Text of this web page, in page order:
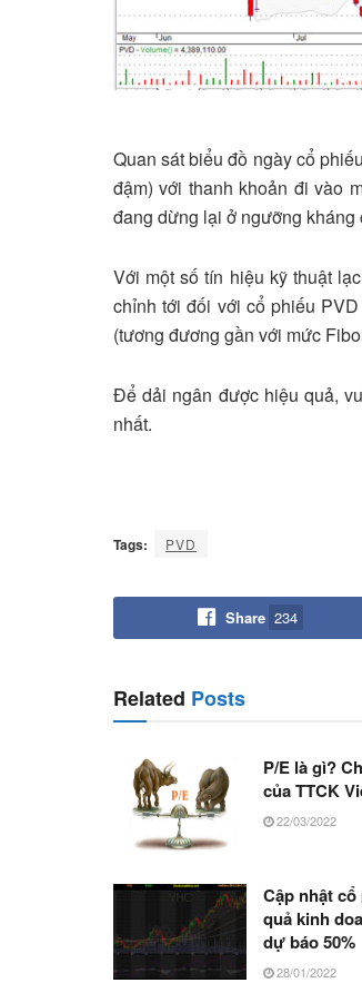
Quan sát biểu đồ ngày cổ
đậm) với thanh khoản đi vào
đang dừng lại ở ngưỡng
Với một số tín hiệu kỹ thuật
chỉnh tới đối với cổ phiếu
(tương đương gần với mức
Để dải ngân được hiệu quả,
nhất.
Tags: PVD
Share 234
Related Posts
P/E là gì?
của TTCK
22/03/2022
Cập nhật cổ
quả kinh
dự báo 50%
28/01/2022